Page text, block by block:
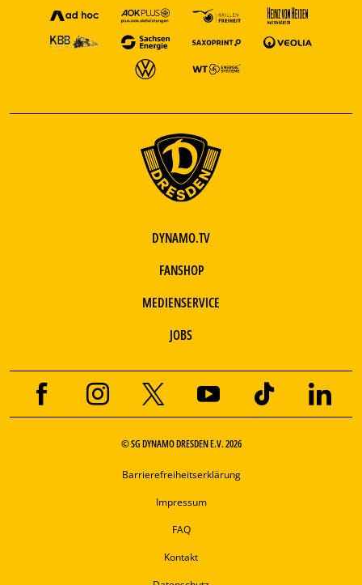
DYNAMO.TV
FANSHOP
MEDIENSERVICE
JOBS
© SG DYNAMO DRESDEN E.V. 2026
Barrierefreiheitserklärung
Impressum
FAQ
Kontakt